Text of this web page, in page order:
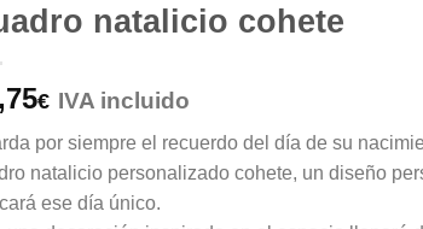
natalicio cohete
€ IVA incluido
por siempre el recuerdo del día de su
natalicio personalizado cohete, un diseño
ese día único.